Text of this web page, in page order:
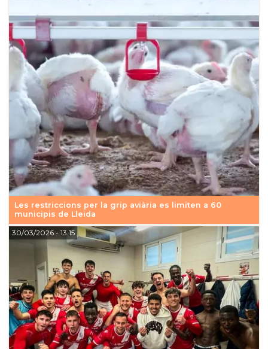
Les restriccions per la grip aviària es limiten a 60
municipis de Lleida
30/03/2026- 13:15